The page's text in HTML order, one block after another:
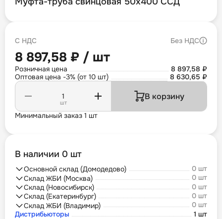
С НДС Без НДС
8 897,58 ₽ / шт
Розничная цена
8 897,58 ₽
Оптовая цена -3% (от 10 шт)
8 630,65 ₽
шт
В корзину
Минимальный заказ 1 шт
В наличии 0 шт
Основной склад (Домодедово)
0 шт
Склад ЖБИ (Москва)
0 шт
Склад (Новосибирск)
0 шт
Склад (Екатеринбург)
0 шт
Склад ЖБИ (Владимир)
0 шт
Дистрибьюторы
1 шт